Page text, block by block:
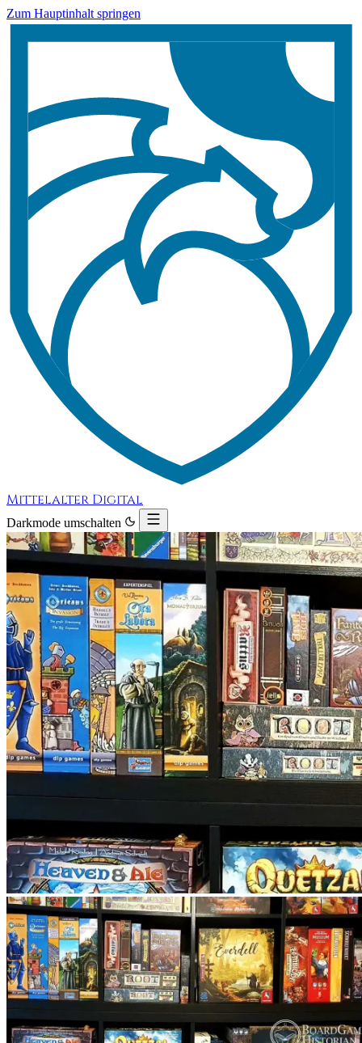
Zum Hauptinhalt springen
Mittelalter Digital
Darkmode umschalten